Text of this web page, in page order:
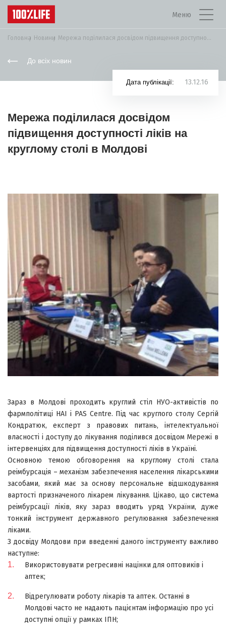
Меню
Головна Новини Мережа поділилася досвідом підвищення доступності ліків на...
До всіх новин
Дата публікації: 13.12.16
Мережа поділилася досвідом
підвищення доступності ліків на
круглому столі в Молдові
Зараз в Молдові проходить круглий стіл НУО-активістів по
фармполітиці HAI і PAS Centre. Під час круглого столу Сергій
Кондратюк, експерт з правових питань, інтелектуальної
власності і доступу до лікування поділився досвідом Мережі в
інтервенціях для підвищення доступності ліків в Україні.
Основною темою обговорення на круглому столі стала
реімбурсація – механізм забезпечення населення лікарськими
засобами, який має за основу персональне відшкодування
вартості призначеного лікарем лікування. Цікаво, що система
реімбурсації ліків, яку зараз вводить уряд України, дуже
тонкий інструмент державного регулювання забезпечення
ліками.
З досвіду Молдови при введенні даного інструменту важливо
наступне:
Використовувати регресивні націнки для оптовиків і
аптек;
Відрегулювати роботу лікарів та аптек. Останні в
Молдові часто не надають пацієнтам інформацію про усі
доступні опції у рамках ІПН;